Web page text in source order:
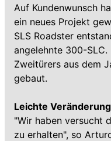
Auf Kundenwunsch
ein neues Projekt
SLS Roadster
angelehnte 300-
Zweitürers aus dem
gebaut.
Leichte
"Wir haben versucht
zu erhalten", so